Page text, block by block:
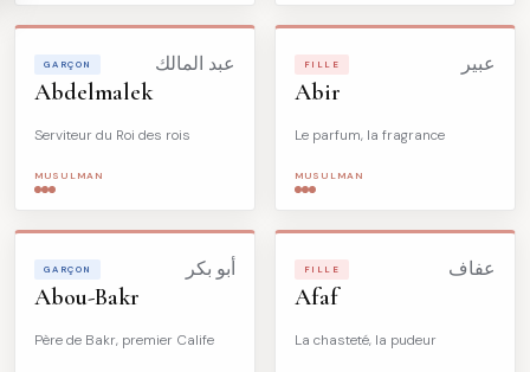
GARÇON عبد المالك
Abdelmalek
Serviteur du Roi des rois
MUSULMAN
FILLE عبير
Abir
Le parfum, la fragrance
MUSULMAN
GARÇON أبو بكر
Abou-Bakr
Père de Bakr, premier Calife
FILLE عفاف
Afaf
La chasteté, la pudeur